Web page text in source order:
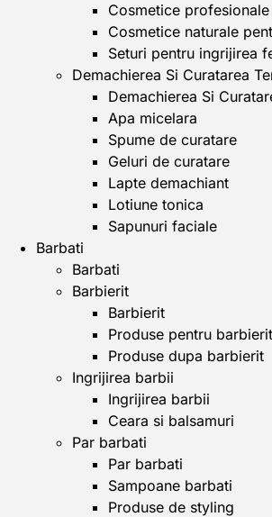
Cosmetice
Cosmetice naturale
Seturi pentru ingrijirea
Demachierea Si Curatarea
Demachierea Si
Apa micelara
Spume de curatare
Geluri de curatare
Lapte demachiant
Lotiune tonica
Sapunuri faciale
Barbati
Barbati
Barbierit
Barbierit
Produse pentru barbierit
Produse dupa barbierit
Ingrijirea barbii
Ingrijirea barbii
Ceara si balsamuri
Par barbati
Par barbati
Sampoane barbati
Produse de styling